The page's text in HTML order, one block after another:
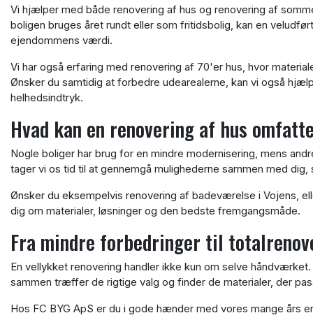
Vi hjælper med både renovering af hus og renovering af
boligen bruges året rundt eller som fritidsbolig, kan en
ejendommens værdi.
Vi har også erfaring med renovering af 70'er hus, hvor
Ønsker du samtidig at forbedre udearealerne, kan vi også
helhedsindtryk.
Hvad kan en renovering af hus
Nogle boliger har brug for en mindre modernisering, mens
tager vi os tid til at gennemgå mulighederne sammen med
Ønsker du eksempelvis renovering af badeværelse i Vojens,
dig om materialer, løsninger og den bedste fremgangsmåde.
Fra mindre forbedringer til
En vellykket renovering handler ikke kun om selve
sammen træffer de rigtige valg og finder de materialer, der
Hos FC BYG ApS er du i gode hænder med vores mange års